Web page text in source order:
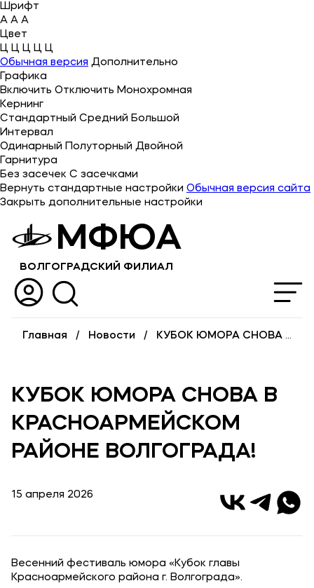
Шрифт
A A A
Цвет
Ц Ц Ц Ц Ц
Обычная версия Дополнительно
Графика
Включить Отключить Монохромная
Кернинг
Стандартный Средний Большой
Интервал
Одинарный Полуторный Двойной
Гарнитура
Без засечек С засечками
Вернуть стандартные настройки Обычная версия сайта
Закрыть дополнительные настройки
МФЮА
ВОЛГОГРАДСКИЙ ФИЛИАЛ
Об университете
Лицензии и документы
Сведения об образовательной организации
Абитуриенту
Музейно-выставочный центр МФЮА
Наука
Выпускникам
Карьера
Институт дополнительного образования
Среднее профессиональное образование
Высшее образование
Дополнительное образование
Медиа
Главная Новости КУБОК ЮМОРА СНОВА В КРАСНОАРМЕЙСКОМ РАЙОНЕ ВОЛГОГРАДА!
КУБОК ЮМОРА СНОВА В
КРАСНОАРМЕЙСКОМ
РАЙОНЕ ВОЛГОГРАДА!
15 апреля 2026
Весенний фестиваль юмора «Кубок главы
Красноармейского района г. Волгограда».